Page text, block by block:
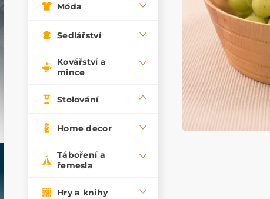
Móda
Sedlářství
Kovářství a
mince
Stolování
Home decor
Táboření a
řemesla
Hry a knihy